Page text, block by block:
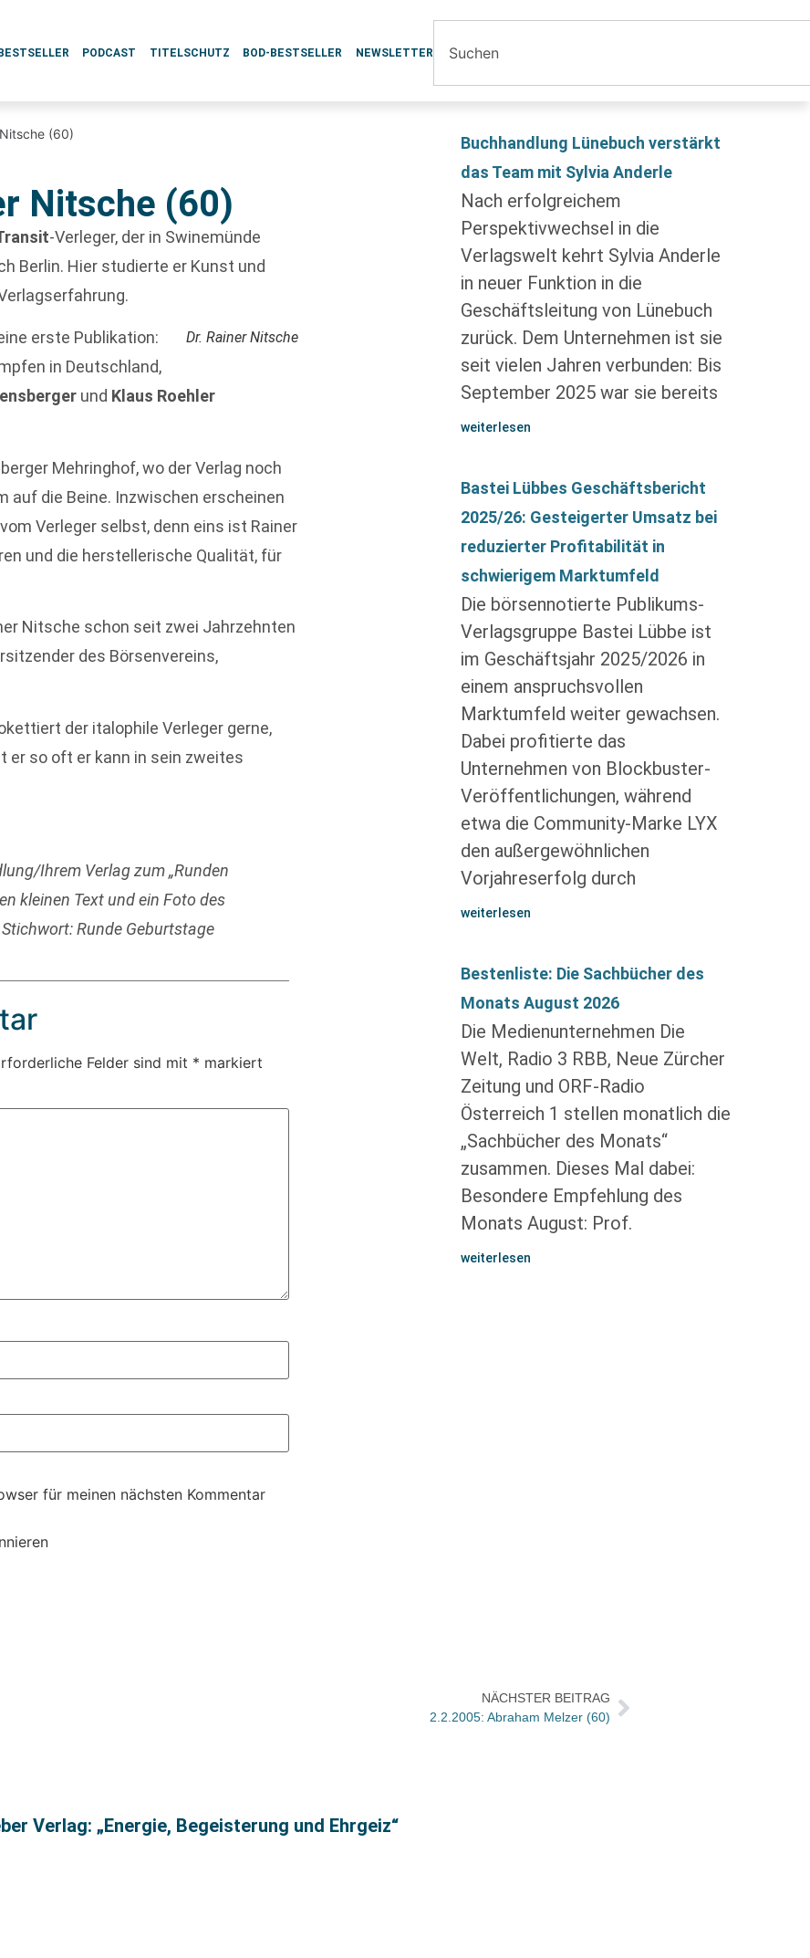
PODCAST TITELSCHUTZ BOD-BESTSELLER NEWSLETTER
(60)
Nitsche (60)
-Verleger, der in Swinemünde
Berlin. Hier studierte er Kunst und
Dr. Rainer Nitsche
erste Publikation:
in Deutschland,
und Klaus Roehler
Mehringhof, wo der Verlag noch
auf die Beine. Inzwischen erscheinen
Verleger selbst, denn eins ist Rainer
und die herstellerische Qualität, für
Nitsche schon seit zwei Jahrzehnten
des Börsenvereins,
der italophile Verleger gerne,
er so oft er kann in sein zweites
Ihrem Verlag zum „Runden
kleinen Text und ein Foto des
Stichwort: Runde Geburtstage
Felder sind mit * markiert
für meinen nächsten Kommentar
Buchhandlung Lünebuch verstärkt
das Team mit Sylvia Anderle
Nach erfolgreichem
Perspektivwechsel in die
Verlagswelt kehrt Sylvia Anderle
in neuer Funktion in die
Geschäftsleitung von Lünebuch
zurück. Dem Unternehmen ist sie
seit vielen Jahren verbunden: Bis
September 2025 war sie bereits
weiterlesen
Bastei Lübbes Geschäftsbericht
2025/26: Gesteigerter Umsatz bei
reduzierter Profitabilität in
schwierigem Marktumfeld
Die börsennotierte Publikums-
Verlagsgruppe Bastei Lübbe ist
im Geschäftsjahr 2025/2026 in
einem anspruchsvollen
Marktumfeld weiter gewachsen.
Dabei profitierte das
Unternehmen von Blockbuster-
Veröffentlichungen, während
etwa die Community-Marke LYX
den außergewöhnlichen
Vorjahreserfolg durch
weiterlesen
Bestenliste: Die Sachbücher des
Monats August 2026
Die Medienunternehmen Die
Welt, Radio 3 RBB, Neue Zürcher
Zeitung und ORF-Radio
Österreich 1 stellen monatlich die
„Sachbücher des Monats“
zusammen. Dieses Mal dabei:
Besondere Empfehlung des
Monats August: Prof.
weiterlesen
NÄCHSTER BEITRAG
2.2.2005: Abraham Melzer (60)
Verlag: „Energie, Begeisterung und Ehrgeiz“